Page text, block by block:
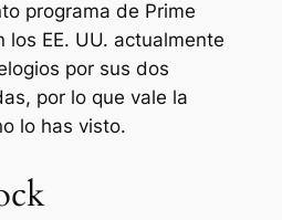
programa de Prime
los EE. UU. actualmente
por sus dos
por lo que vale la
lo has visto.